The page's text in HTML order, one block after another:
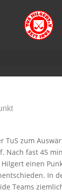
TuS zum
Nach fast 45
einen
In
Teams